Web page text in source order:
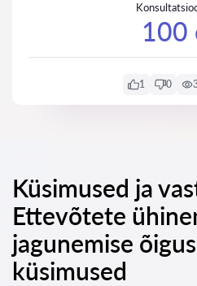
100
1 0
Küsimused ja
Ettevõtete
jagunemise
küsimused